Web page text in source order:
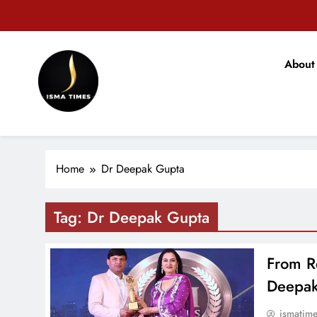
टिकारी
टिकारी
ISMA TIMES NEWS
Home Dr Deepak Gupta
Tag: Dr Deepak Gupta
From